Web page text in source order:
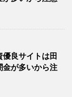
良サイトは田
金が多いから注